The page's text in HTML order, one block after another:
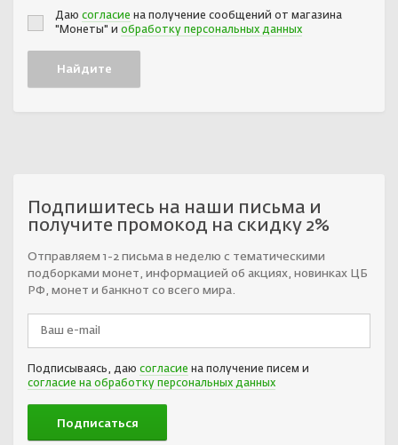
Даю согласие на получение сообщений от магазина
"Монеты" и обработку персональных данных
Подпишитесь на наши письма и
получите промокод на скидку 2%
Отправляем 1-2 письма в неделю с тематическими
подборками монет, информацией об акциях, новинках ЦБ
РФ, монет и банкнот со всего мира.
Подписываясь, даю согласие на получение писем и
согласие на обработку персональных данных